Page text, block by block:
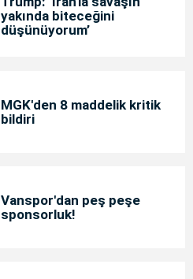
yakında biteceğini
düşünüyorum’
MGK'den 8 maddelik kritik
bildiri
Vanspor'dan peş peşe
sponsorluk!